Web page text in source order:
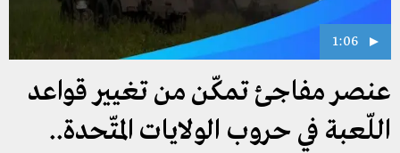
1:06
عنصر مفاجئ تمكّن من تغيير قواعد
اللّعبة في حروب الولايات المتّحدة..